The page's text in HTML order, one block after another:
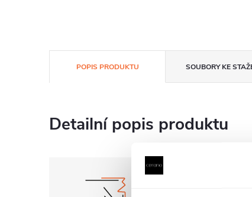
POPIS PRODUKTU SOUBORY KE
Detailní popis produktu